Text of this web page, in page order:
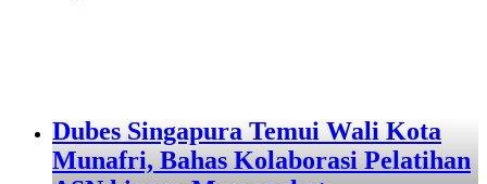
Dubes Singapura Temui Wali Kota
Munafri, Bahas Kolaborasi Pelatihan